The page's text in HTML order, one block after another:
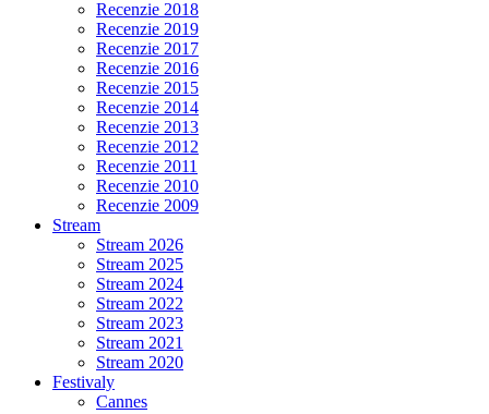
Recenzie 2018
Recenzie 2019
Recenzie 2017
Recenzie 2016
Recenzie 2015
Recenzie 2014
Recenzie 2013
Recenzie 2012
Recenzie 2011
Recenzie 2010
Recenzie 2009
Stream
Stream 2026
Stream 2025
Stream 2024
Stream 2022
Stream 2023
Stream 2021
Stream 2020
Festivaly
Cannes